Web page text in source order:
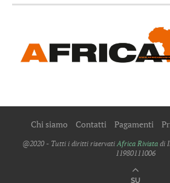
Chi siamo Contatti Pagamenti
@2020 - Tutti i diritti riservatiAfrica Rivistadi
11980111006
SU